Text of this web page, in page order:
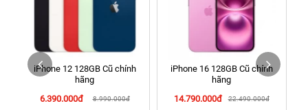
70 Nguyễn An Ninh, Dĩ An, Hồ Chí Minh (Bình Dương Cũ)
24h Vũng Tàu: 162A Ba Cu, Vũng Tàu, Hồ Chí Minh (TP. Vũng
Tàu cũ)
198 Hoàng Văn Thụ, Tân Sơn Nhất, Hồ Chí Minh (Tân Bình
iPhone 12 128GB Cũ chính
hãng
6.390.000đ
8.990.000đ
iPhone 16 128GB Cũ chính
hãng
14.790.000đ
22.490.000đ